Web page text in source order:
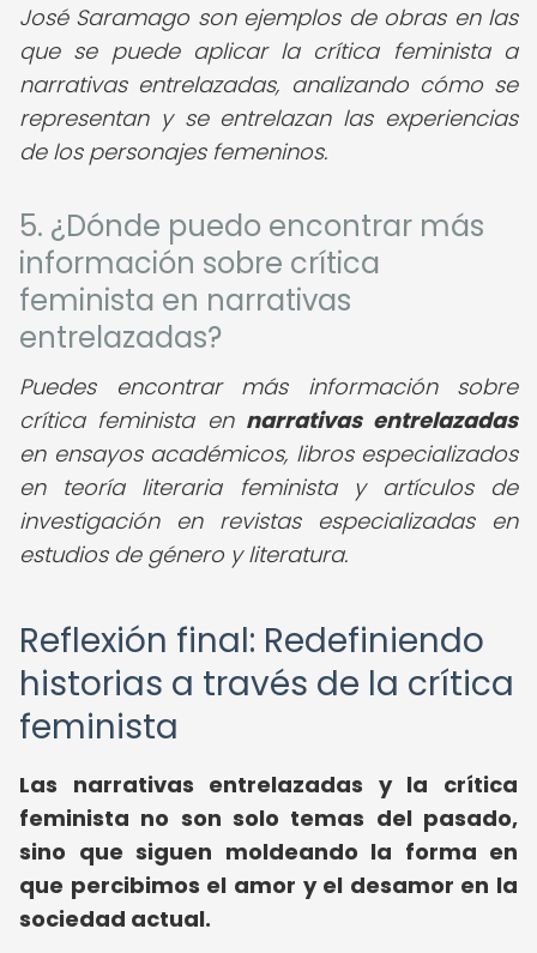
José Saramago son ejemplos de obras en las
que se puede aplicar la crítica feminista a
narrativas entrelazadas, analizando cómo se
representan y se entrelazan las experiencias
de los personajes femeninos.
5. ¿Dónde puedo encontrar más
información sobre crítica
feminista en narrativas
entrelazadas?
Puedes encontrar más información sobre
crítica feminista en narrativas entrelazadas
en ensayos académicos, libros especializados
en teoría literaria feminista y artículos de
investigación en revistas especializadas en
estudios de género y literatura.
Reflexión final: Redefiniendo
historias a través de la crítica
feminista
Las narrativas entrelazadas y la crítica
feminista no son solo temas del pasado,
sino que siguen moldeando la forma en
que percibimos el amor y el desamor en la
sociedad actual.